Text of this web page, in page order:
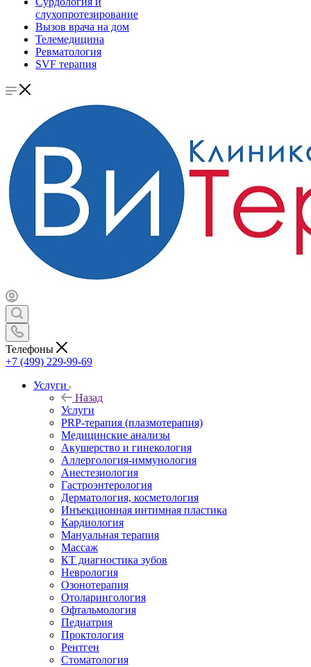
слухопротезирование
Вызов врача на дом
Телемедицина
Ревматология
SVF терапия
Телефоны
+7 (499) 229-99-69
Услуги
Назад
Услуги
PRP-терапия (плазмотерапия)
Медицинские анализы
Акушерство и гинекология
Аллергология-иммунология
Анестезиология
Гастроэнтерология
Дерматология, косметология
Инъекционная интимная пластика
Кардиология
Мануальная терапия
Массаж
КТ диагностика зубов
Неврология
Озонотерапия
Отоларингология
Офтальмология
Педиатрия
Проктология
Рентген
Стоматология